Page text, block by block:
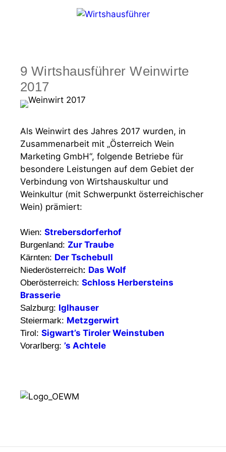
9 Wirtshausführer Weinwirte
2017
Als Weinwirt des Jahres 2017 wurden, in
Zusammenarbeit mit „Österreich Wein
Marketing GmbH“, folgende Betriebe für
besondere Leistungen auf dem Gebiet der
Verbindung von Wirtshauskultur und
Weinkultur (mit Schwerpunkt österreichischer
Wein) prämiert:
Wien: Strebersdorferhof
Burgenland: Zur Traube
Kärnten: Der Tschebull
Niederösterreich: Das Wolf
Oberösterreich: Schloss Herbersteins
Brasserie
Salzburg: Iglhauser
Steiermark: Metzgerwirt
Tirol: Sigwart’s Tiroler Weinstuben
Vorarlberg: ’s Achtele